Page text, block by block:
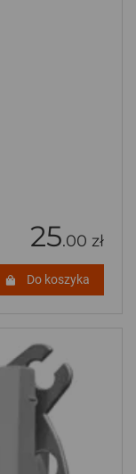
25.00 zł
Do koszyka